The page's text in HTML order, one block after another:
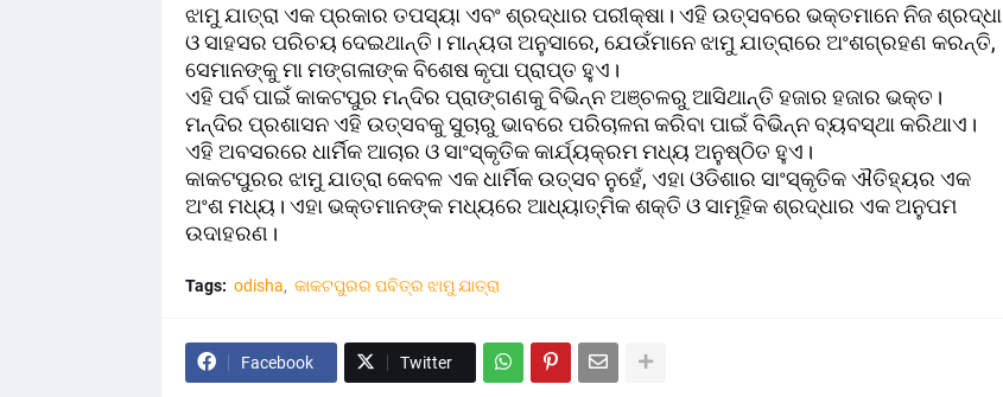
ଝାମୁ ଯାତ୍ରା ଏକ ପ୍ରକାର ତପସ୍ୟା ଏବଂ ଶ୍ରଦ୍ଧାର ପରୀକ୍ଷା। ଏହି ଉତ୍ସବରେ ଭକ୍ତମାନେ ନିଜ ଶ୍ରଦ୍ଧା
ଓ ସାହସର ପରିଚୟ ଦେଇଥାନ୍ତି। ମାନ୍ୟତା ଅନୁସାରେ, ଯେଉଁମାନେ ଝାମୁ ଯାତ୍ରାରେ ଅଂଶଗ୍ରହଣ କରନ୍ତି,
ସେମାନଙ୍କୁ ମା ମଙ୍ଗଳାଙ୍କ ବିଶେଷ କୃପା ପ୍ରାପ୍ତ ହୁଏ।
ଏହି ପର୍ବ ପାଇଁ କାକଟପୁର ମନ୍ଦିର ପ୍ରାଙ୍ଗଣକୁ ବିଭିନ୍ନ ଅଞ୍ଚଳରୁ ଆସିଥାନ୍ତି ହଜାର ହଜାର ଭକ୍ତ।
ମନ୍ଦିର ପ୍ରଶାସନ ଏହି ଉତ୍ସବକୁ ସୁଚାରୁ ଭାବରେ ପରିଚାଳନା କରିବା ପାଇଁ ବିଭିନ୍ନ ବ୍ୟବସ୍ଥା କରିଥାଏ।
ଏହି ଅବସରରେ ଧାର୍ମିକ ଆଚାର ଓ ସାଂସ୍କୃତିକ କାର୍ଯ୍ୟକ୍ରମ ମଧ୍ୟ ଅନୁଷ୍ଠିତ ହୁଏ।
କାକଟପୁରର ଝାମୁ ଯାତ୍ରା କେବଳ ଏକ ଧାର୍ମିକ ଉତ୍ସବ ନୁହେଁ, ଏହା ଓଡିଶାର ସାଂସ୍କୃତିକ ଐତିହ୍ୟର ଏକ
ଅଂଶ ମଧ୍ୟ। ଏହା ଭକ୍ତମାନଙ୍କ ମଧ୍ୟରେ ଆଧ୍ୟାତ୍ମିକ ଶକ୍ତି ଓ ସାମୂହିକ ଶ୍ରଦ୍ଧାର ଏକ ଅନୁପମ
ଉଦାହରଣ।
Tags: odisha କାକଟପୁରର ପବିତ୍ର ଝାମୁ ଯାତ୍ରା
Facebook Twitter